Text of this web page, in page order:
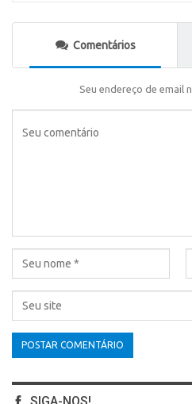
Comentários
Seu endereço de email